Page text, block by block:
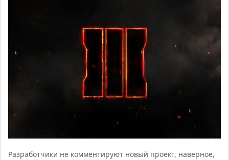
Разработчики не комментируют новый проект, наверное,